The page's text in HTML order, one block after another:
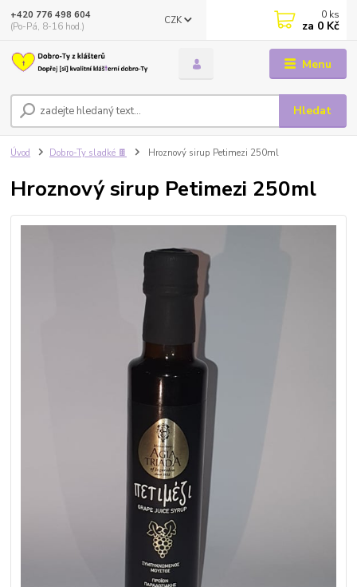
Menu
CZK
Hledat
+420 776 498 604
(Po-Pá, 8-16 hod.)
0 ks
za 0 Kč
Úvod Dobro-Ty sladké 🍫 Hroznový sirup Petimezi 250ml
Hroznový sirup Petimezi 250ml